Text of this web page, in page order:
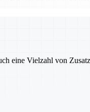
eine Vielzahl von